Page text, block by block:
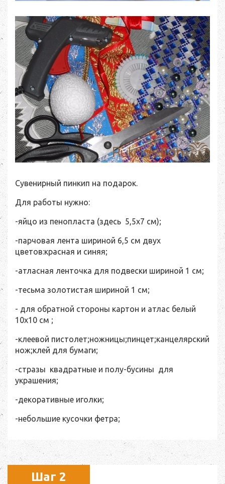
Сувенирный пинкип на подарок.
Для работы нужно:
-яйцо из пенопласта (здесь 5,5x7 см);
-парчовая лента шириной 6,5 см двух
цветов:красная и синяя;
-атласная ленточка для подвески шириной 1 см;
-тесьма золотистая шириной 1 см;
- для обратной стороны картон и атлас белый
10x10 см ;
-клеевой пистолет;ножницы;пинцет;канцелярский
нож;клей для бумаги;
-стразы квадратные и полу-бусины для
украшения;
-декоративные иголки;
-небольшие кусочки фетра;
Шаг 2